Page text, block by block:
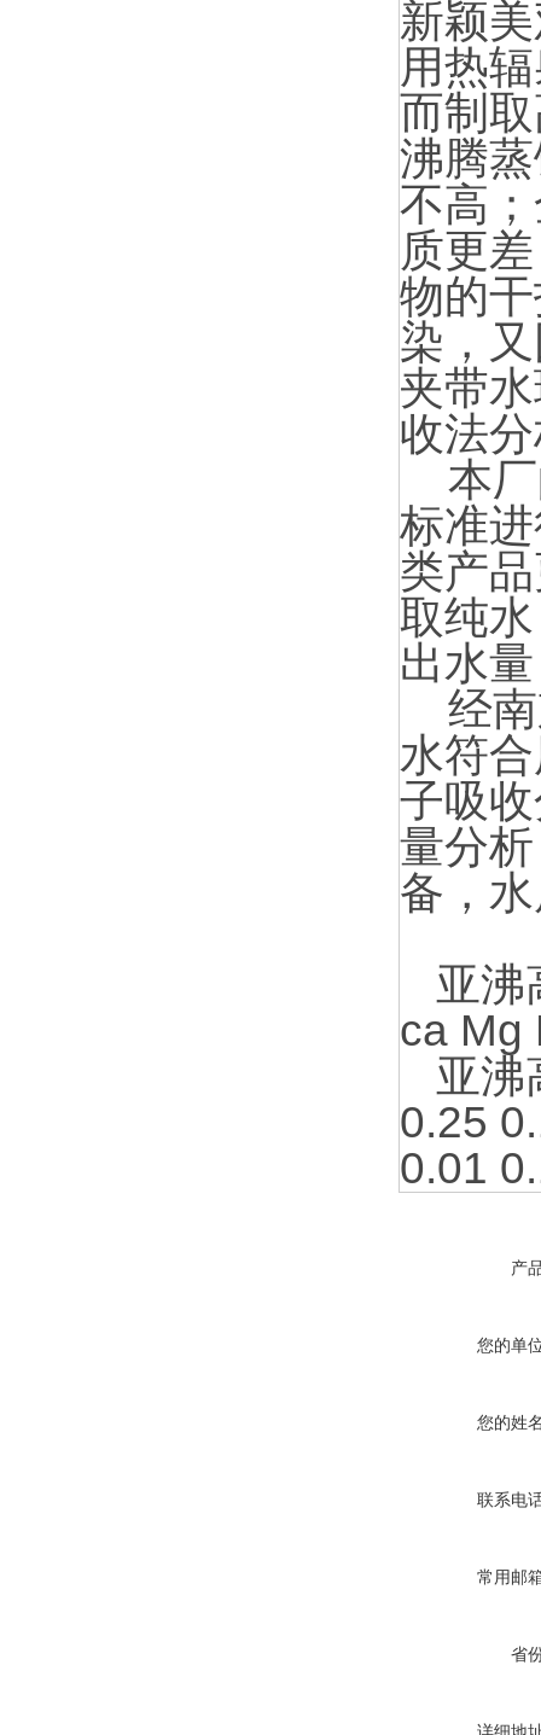
新颖
用热
而制
沸腾
不高
质更
物的
染，
夹带
收法
本厂
标准
类产
取纯
出水
经南
水符
子吸
量分
备，
亚沸
ca Mg
亚沸
0.25
0.01
产
您的单
您的姓
联系电
常用邮
省